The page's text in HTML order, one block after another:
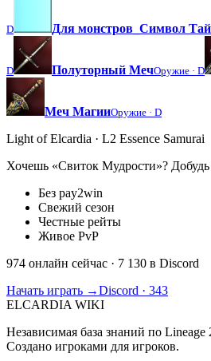
D Для монстров_Символ
D Полуторный МечОружие · D
Меч МагииОружие · D
Light of Elcardia · L2 Essence Samurai
Хочешь «Свиток Мудрости»?
Без pay2win
Свежий сезон
Честные рейты
Живое PvP
974 онлайн сейчас · 7 130 в Discord
Начать играть →Discord · 343
ELCARDIA WIKI
Независимая база знаний по Lineage
Создано игроками для игроков.